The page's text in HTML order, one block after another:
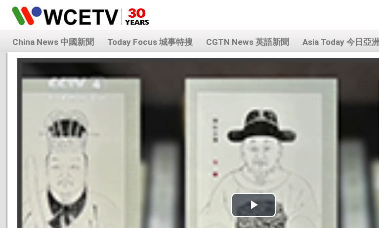
China News 中國新聞 Today Focus 城事特搜 CGTN News 英語新聞 Asia Today 今日亞洲
Play